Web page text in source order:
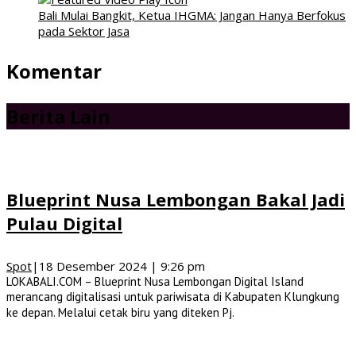
Bali Mulai Bangkit, Ketua IHGMA: Jangan Hanya Berfokus
pada Sektor Jasa
Komentar
Berita Lain
Blueprint Nusa Lembongan Bakal Jadi
Pulau Digital
Spot| 18 Desember 2024 | 9:26 pm
LOKABALI.COM – Blueprint Nusa Lembongan Digital Island
merancang digitalisasi untuk pariwisata di Kabupaten Klungkung
ke depan. Melalui cetak biru yang diteken Pj.